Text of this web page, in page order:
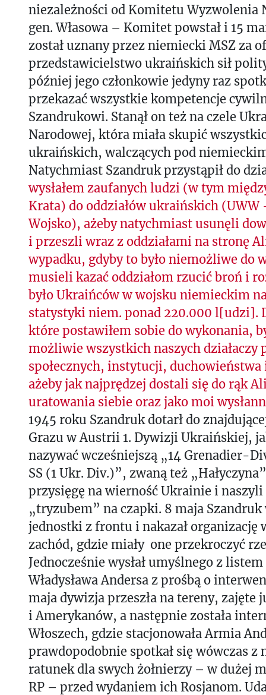
niezależności od Komitetu Wyzwolenia
gen. Własowa – Komitet powstał i 15
został uznany przez niemiecki MSZ za
przedstawicielstwo ukraińskich sił
później jego członkowie jedyny raz
przekazać wszystkie kompetencje
Szandrukowi. Stanął on też na czele
Narodowej, która miała skupić
ukraińskich, walczących pod
Natychmiast Szandruk przystąpił do
wysłałem zaufanych ludzi (w tym
Krata) do oddziałów ukraińskich (UWW
Wojsko), ażeby natychmiast usunęli
i przeszli wraz z oddziałami na stronę
wypadku, gdyby to było niemożliwe do
musieli kazać oddziałom rzucić broń i
było Ukraińców w wojsku niemieckim
statystyki niem. ponad 220.000 l[udzi].
które postawiłem sobie do wykonania,
możliwie wszystkich naszych działaczy
społecznych, instytucji, duchowieństwa
ażeby jak najprędzej dostali się do rąk
uratowania siebie oraz jako moi
1945 roku Szandruk dotarł do
Grazu w Austrii 1. Dywizji Ukraińskiej,
nazywać wcześniejszą „14 Grenadier-
SS (1 Ukr. Div.)”, zwaną też
przysięgę na wierność Ukrainie i
„tryzubem” na czapki. 8 maja Szandruk
jednostki z frontu i nakazał organizację
zachód, gdzie miały one przekroczyć
Jednocześnie wysłał umyślnego z listem
Władysława Andersa z prośbą o
maja dywizja przeszła na tereny, zajęte
i Amerykanów, a następnie została
Włoszech, gdzie stacjonowała Armia
prawdopodobnie spotkał się wówczas z
ratunek dla swych żołnierzy – w dużej
RP – przed wydaniem ich Rosjanom.